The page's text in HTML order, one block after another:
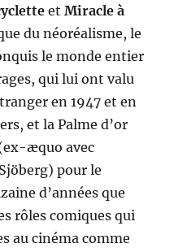
etMiracle à
du néoréalisme, le
le monde entier
qui lui ont valu
en 1947 et en
et la Palme d’or
æquo avec
pour le
d’années que
rôles comiques qui
au cinéma comme